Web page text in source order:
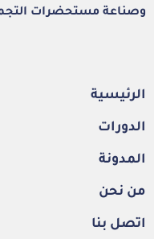
وصناعة مستحضرات
الرئيسية
الدورات
المدونة
من نحن
اتصل بنا